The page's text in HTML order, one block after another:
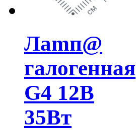
Лamп@
галогенная
G4 12В
35Вт